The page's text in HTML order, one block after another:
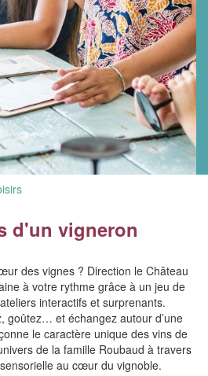
d'un vigneron
des vignes ? Direction le Château
à votre rythme grâce à un jeu de
interactifs et surprenants.
goûtez… et échangez autour d’une
le caractère unique des vins de
de la famille Roubaud à travers
au cœur du vignoble.